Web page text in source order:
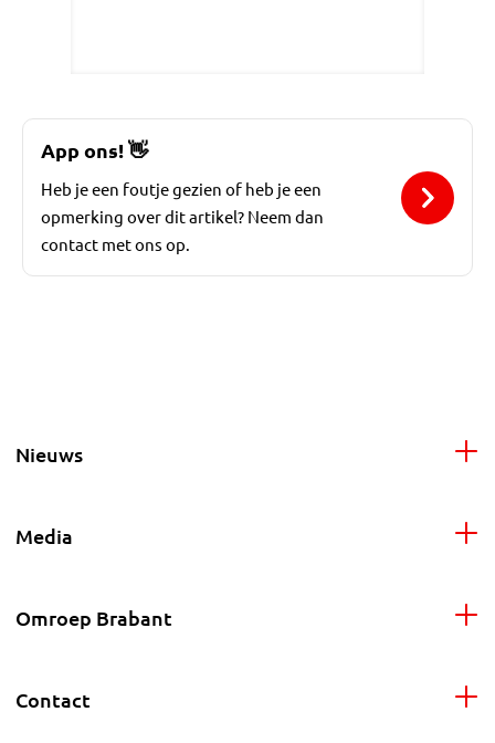
App ons!👋
Heb je een foutje gezien of heb je een
opmerking over dit artikel? Neem dan
contact met ons op.
Nieuws
Media
Omroep Brabant
Contact